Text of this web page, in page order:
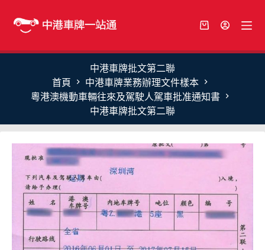
中港車牌批文第二聯
首頁
中港車牌業務辦理文件樣本
粵港澳機動車輛往來及駕駛人駕車批准通知書
中港車牌批文第二聯